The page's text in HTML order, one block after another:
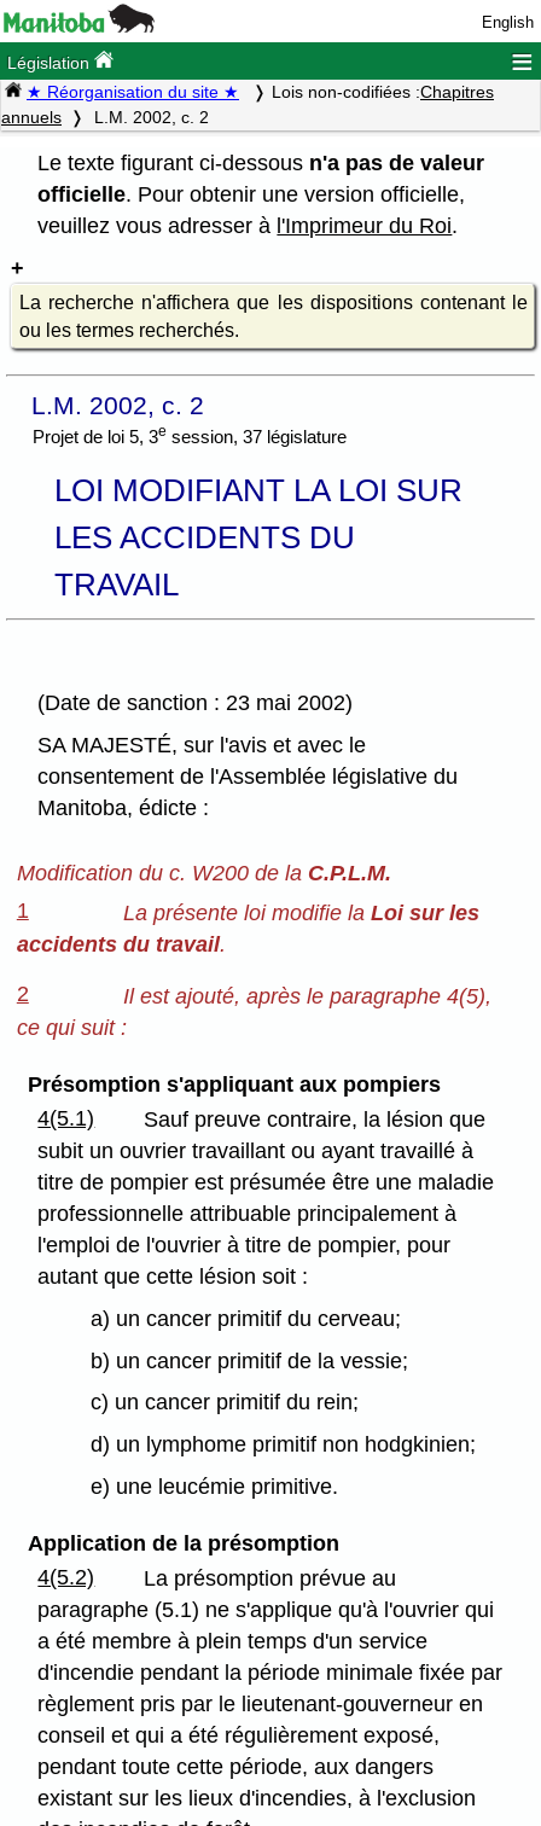
English
Législation ≡
★ Réorganisation du site ★ Lois non-codifiées :Chapitres
annuels
L.M. 2002, c. 2
Le texte figurant ci-dessous n'a pas de valeur
officielle. Pour obtenir une version officielle,
veuillez vous adresser à l'Imprimeur du Roi.
La recherche n'affichera que les dispositions contenant le
ou les termes recherchés.
L.M. 2002, c. 2
Projet de loi 5, 3e session, 37 législature
LOI MODIFIANT LA LOI SUR
LES ACCIDENTS DU
TRAVAIL
(Date de sanction : 23 mai 2002)
SA MAJESTÉ, sur l'avis et avec le
consentement de l'Assemblée législative du
Manitoba, édicte :
Modification du c. W200 de la C.P.L.M.
1
La présente loi modifie la Loi sur les
accidents du travail.
2
Il est ajouté, après le paragraphe 4(5),
ce qui suit :
Présomption s'appliquant aux pompiers
4(5.1)
Sauf preuve contraire, la lésion que
subit un ouvrier travaillant ou ayant travaillé à
titre de pompier est présumée être une maladie
professionnelle attribuable principalement à
l'emploi de l'ouvrier à titre de pompier, pour
autant que cette lésion soit :
a) un cancer primitif du cerveau;
b) un cancer primitif de la vessie;
c) un cancer primitif du rein;
d) un lymphome primitif non hodgkinien;
e) une leucémie primitive.
Application de la présomption
4(5.2)
La présomption prévue au
paragraphe (5.1) ne s'applique qu'à l'ouvrier qui
a été membre à plein temps d'un service
d'incendie pendant la période minimale fixée par
règlement pris par le lieutenant-gouverneur en
conseil et qui a été régulièrement exposé,
pendant toute cette période, aux dangers
existant sur les lieux d'incendies, à l'exclusion